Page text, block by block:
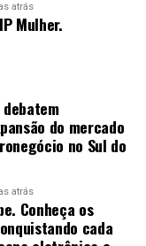
podem ser
exemplo,
pode,
da agulha para
técnicas
bǔ) ou “sedar”
de
atrás
Mulher.
debatem
do mercado
no Sul do
atrás
Conheça os
cada